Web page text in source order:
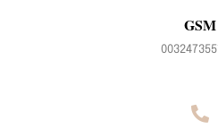
GSM